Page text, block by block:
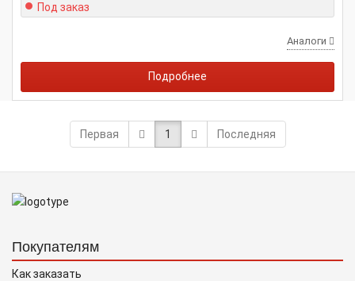
Под заказ
Аналоги
Подробнее
Первая 1 Последняя
Покупателям
Как заказать